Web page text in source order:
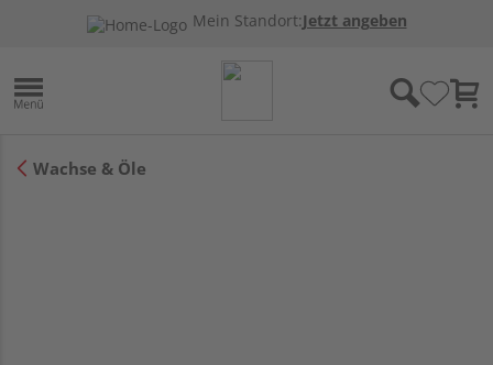
Mein Standort:Jetzt angeben
Wachse & Öle